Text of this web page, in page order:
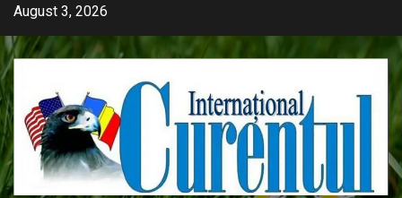
Skip
content
August 3, 2026